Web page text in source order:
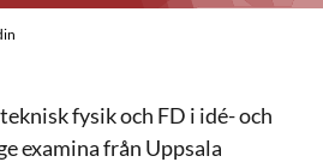
fysik och FD i idé- och
examina från Uppsala